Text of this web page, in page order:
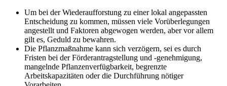
Um bei der Wiederaufforstung zu einer lokal angepassten
Entscheidung zu kommen, müssen viele Vorüberlegungen
angestellt und Faktoren abgewogen werden, aber vor allem
gilt es, Geduld zu bewahren.
Die Pflanzmaßnahme kann sich verzögern, sei es durch
Fristen bei der Förderantragstellung und -genehmigung,
mangelnde Pflanzenverfügbarkeit, begrenzte
Arbeitskapazitäten oder die Durchführung nötiger